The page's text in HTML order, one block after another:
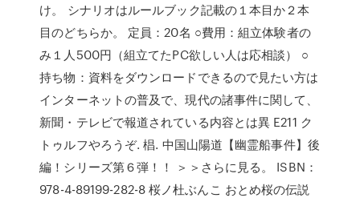
け。 シナリオはルールブック記載の１本目か２本
目のどちらか。 定員：20名 ○費用：組立体験者の
み１人500円（組立てたPC欲しい人は応相談） ○
持ち物：資料をダウンロードできるので見たい方は
インターネットの普及で、現代の諸事件に関して、
新聞・テレビで報道されている内容とは異 E211 ク
トゥルフやろうぞ. 椙. 中国山陽道【幽霊船事件】後
編！シリーズ第６弾！！ ＞＞さらに見る。 ISBN：
978-4-89199-282-8 桜ノ杜ぶんこ おとめ桜の伝説